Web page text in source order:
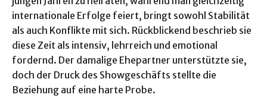
internationale Erfolge feiert, bringt sowohl Stabilität
als auch Konflikte mit sich. Rückblickend beschrieb sie
diese Zeit als intensiv, lehrreich und emotional
fordernd. Der damalige Ehepartner unterstützte sie,
doch der Druck des Showgeschäfts stellte die
Beziehung auf eine harte Probe.